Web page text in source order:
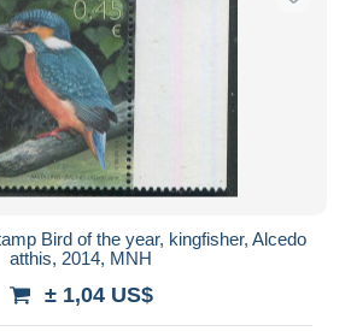
Bird of the year, kingfisher, Alcedo
atthis, 2014, MNH
± 1,04 US$